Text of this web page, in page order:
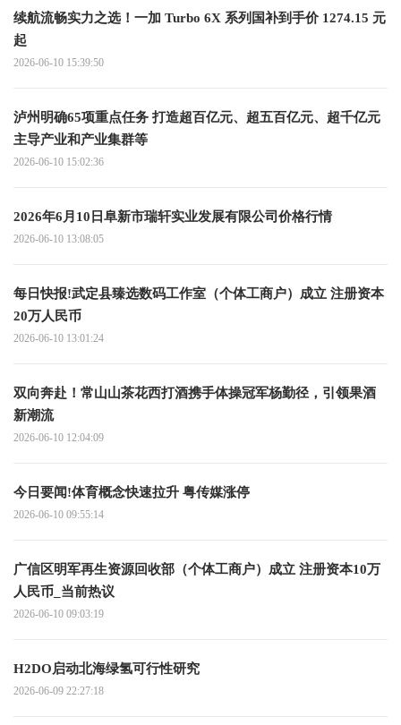
续航流畅实力之选！一加 Turbo 6X 系列国补到手价 1274.15 元
起
2026-06-10 15:39:50
泸州明确65项重点任务 打造超百亿元、超五百亿元、超千亿元
主导产业和产业集群等
2026-06-10 15:02:36
2026年6月10日阜新市瑞轩实业发展有限公司价格行情
2026-06-10 13:08:05
每日快报!武定县臻选数码工作室（个体工商户）成立 注册资本
20万人民币
2026-06-10 13:01:24
双向奔赴！常山山茶花西打酒携手体操冠军杨勤径，引领果酒
新潮流
2026-06-10 12:04:09
今日要闻!体育概念快速拉升 粤传媒涨停
2026-06-10 09:55:14
广信区明军再生资源回收部（个体工商户）成立 注册资本10万
人民币_当前热议
2026-06-10 09:03:19
H2DO启动北海绿氢可行性研究
2026-06-09 22:27:18